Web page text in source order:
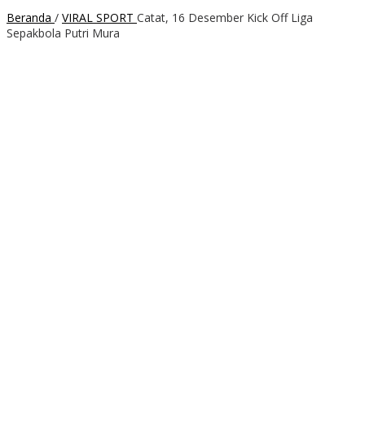
Beranda / VIRAL SPORT Catat, 16 Desember Kick Off Liga
Sepakbola Putri Mura